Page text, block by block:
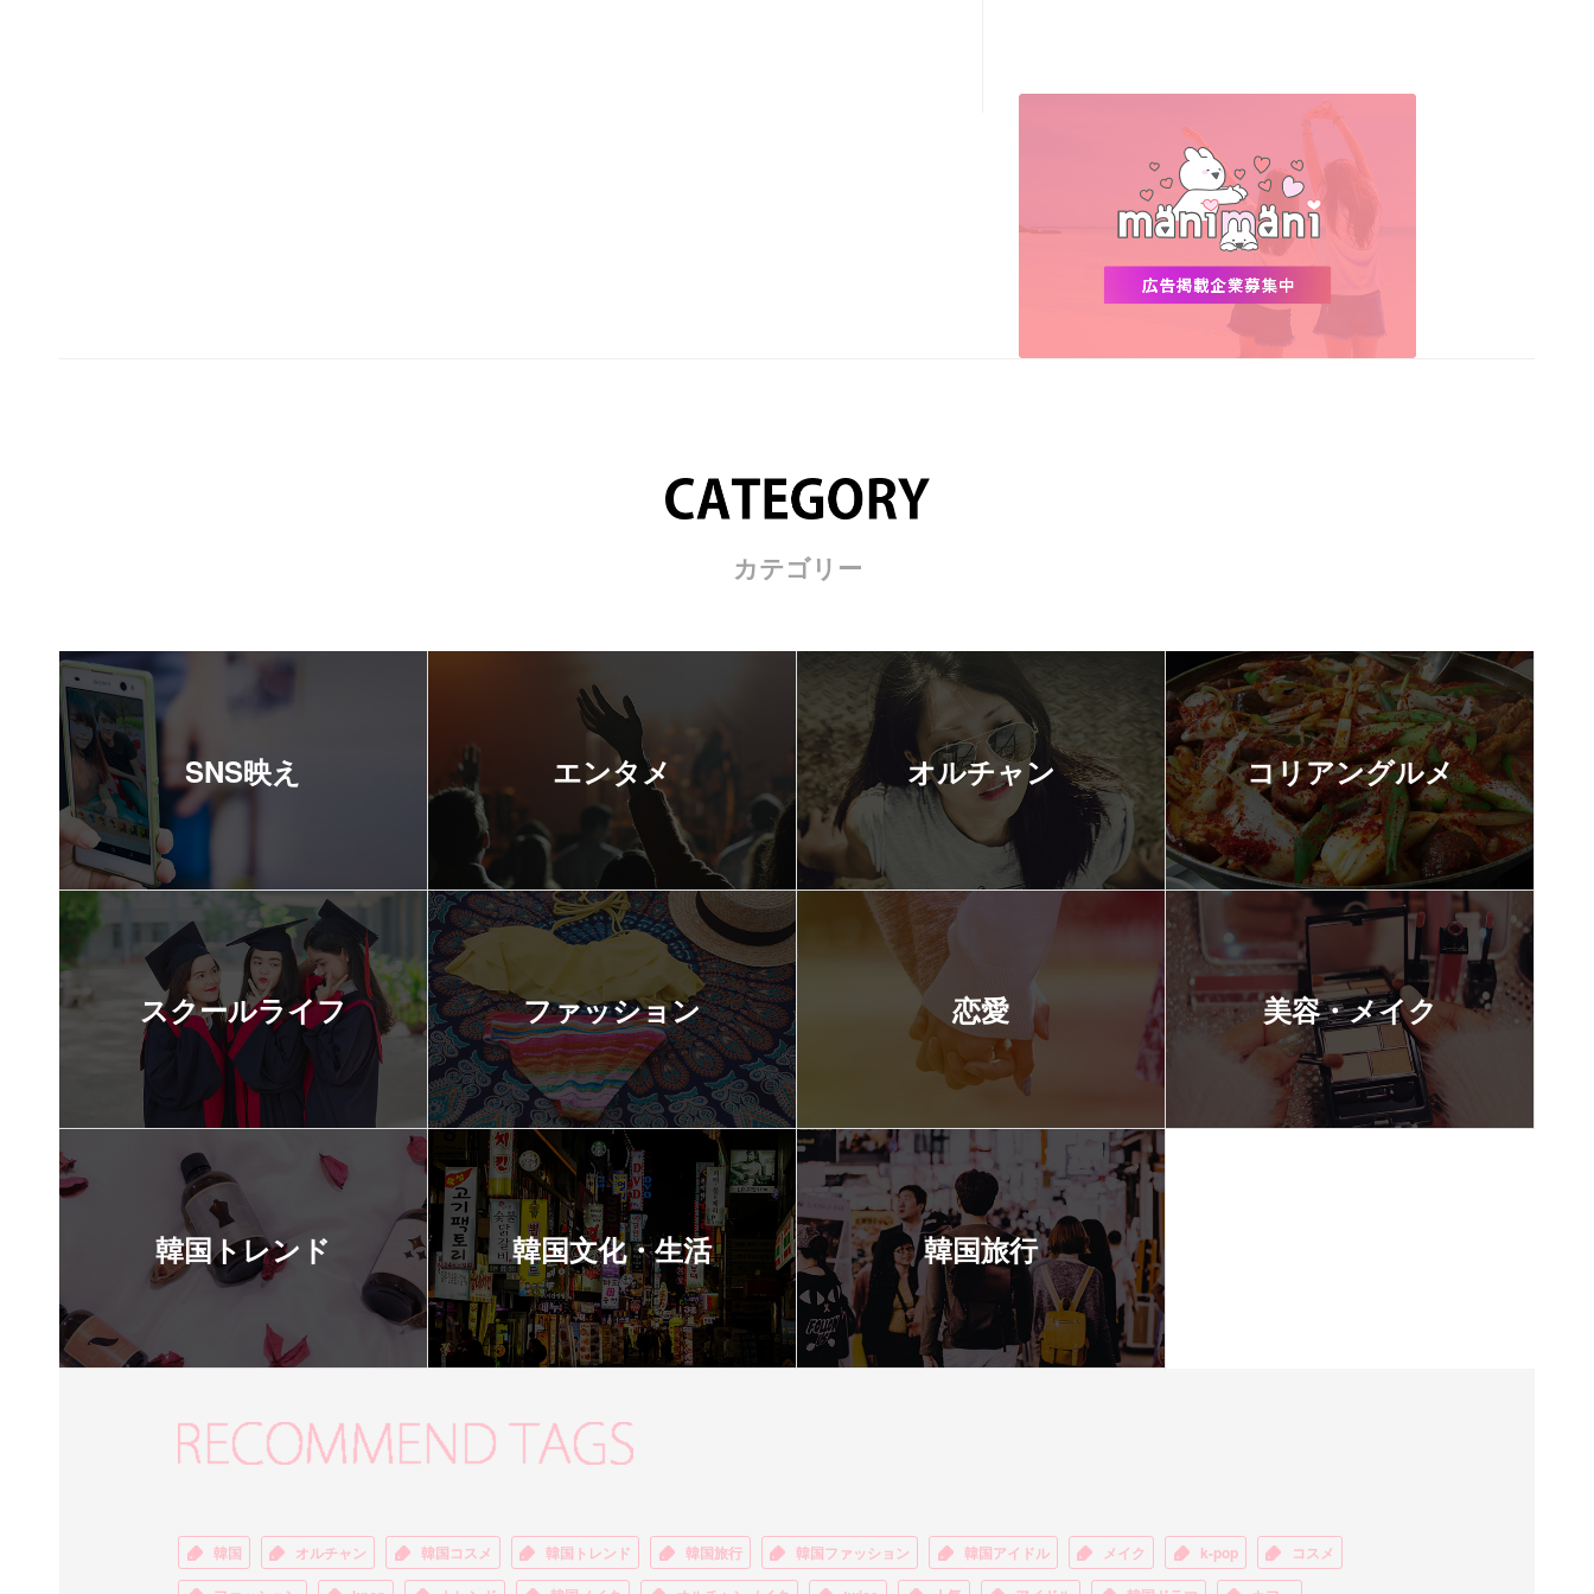
カテゴリー
SNS映え エンタメ オルチャン コリアングルメ
スクールライフ ファッション 恋愛 美容・メイク
韓国トレンド 韓国文化・生活 韓国旅行
韓国 オルチャン 韓国コスメ 韓国トレンド 韓国旅行 韓国ファッション 韓国アイドル メイク k-pop コスメ